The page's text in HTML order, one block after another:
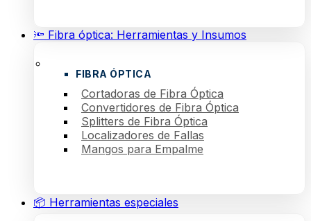
🔦 Fibra óptica: Herramientas y Insumos
FIBRA ÓPTICA
Cortadoras de Fibra Óptica
Convertidores de Fibra Óptica
Splitters de Fibra Óptica
Localizadores de Fallas
Mangos para Empalme
📦 Herramientas especiales